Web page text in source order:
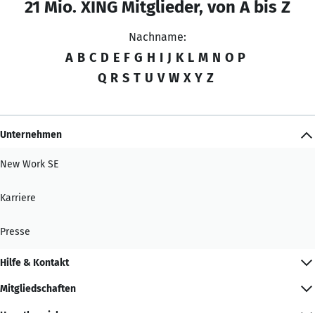
21 Mio. XING Mitglieder, von A bis Z
Nachname:
A B C D E F G H I J K L M N O P
Q R S T U V W X Y Z
Unternehmen
New Work SE
Karriere
Presse
Hilfe & Kontakt
Mitgliedschaften